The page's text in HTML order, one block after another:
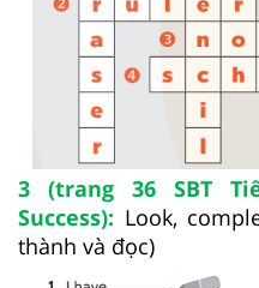
3 (trang 36 SBT
Success): Look,
thành và đọc)